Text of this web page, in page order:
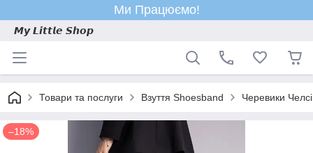
Ми Працюємо!
𝙈𝙮 𝙇𝙞𝙩𝙩𝙡𝙚 𝙎𝙝𝙤𝙥
Товари та послуги Взуття Shoesband Черевики Челсі
–18%